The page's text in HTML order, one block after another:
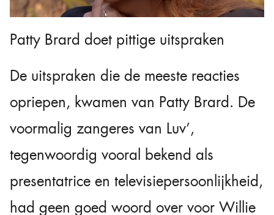
Patty Brard doet pittige uitspraken
De uitspraken die de meeste reacties
opriepen, kwamen van Patty Brard. De
voormalig zangeres van Luv’,
tegenwoordig vooral bekend als
presentatrice en televisiepersoonlijkheid,
had geen goed woord over voor Willie